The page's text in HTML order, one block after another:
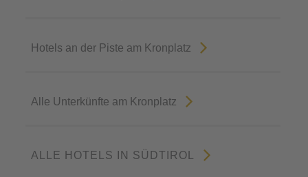
Hotels an der Piste am Kronplatz
Alle Unterkünfte am Kronplatz
ALLE HOTELS IN SÜDTIROL